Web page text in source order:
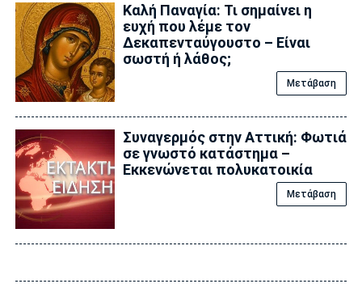
Καλή Παναγία: Τι σημαίνει η
ευχή που λέμε τον
Δεκαπενταύγουστο – Είναι
σωστή ή λάθος;
Μετάβαση
Συναγερμός στην Αττική: Φωτιά
σε γνωστό κατάστημα –
Εκκενώνεται πολυκατοικία
Μετάβαση